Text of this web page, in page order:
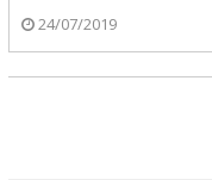
24/07/2019